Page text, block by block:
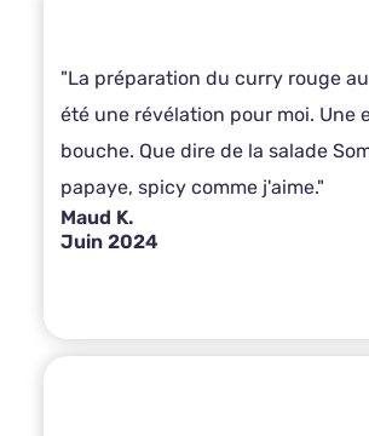
"La préparation du curry rouge
été une révélation pour moi. Une
bouche. Que dire de la salade
papaye, spicy comme j'aime."
Maud K.
Juin 2024